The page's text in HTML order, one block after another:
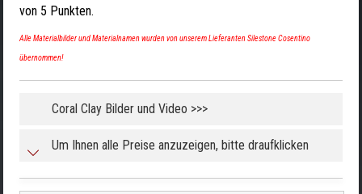
von 5 Punkten.
Alle Materialbilder und Materialnamen wurden von unserem Lieferanten Silestone Cosentino
übernommen!
Coral Clay Bilder und Video >>>
Um Ihnen alle Preise anzuzeigen, bitte draufklicken